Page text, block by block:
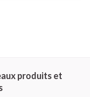
produits et